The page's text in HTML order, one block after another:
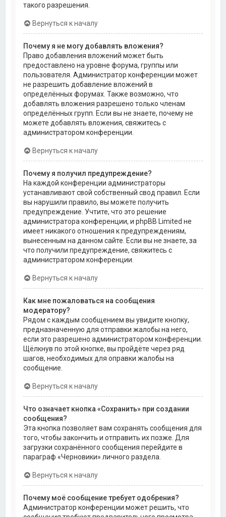
такого разрешения.
Вернуться к началу
Почему я не могу добавлять вложения?
Право добавления вложений может быть
предоставлено на уровне форума, группы или
пользователя. Администратор конференции может
не разрешить добавление вложений в
определённых форумах. Также возможно, что
добавлять вложения разрешено только членам
определённых групп. Если вы не знаете, почему не
можете добавлять вложения, свяжитесь с
администратором конференции.
Вернуться к началу
Почему я получил предупреждение?
На каждой конференции администраторы
устанавливают свой собственный свод правил. Если
вы нарушили правило, вы можете получить
предупреждение. Учтите, что это решение
администратора конференции, и phpBB Limited не
имеет никакого отношения к предупреждениям,
вынесенным на данном сайте. Если вы не знаете, за
что получили предупреждение, свяжитесь с
администратором конференции.
Вернуться к началу
Как мне пожаловаться на сообщения
модератору?
Рядом с каждым сообщением вы увидите кнопку,
предназначенную для отправки жалобы на него,
если это разрешено администратором конференции.
Щёлкнув по этой кнопке, вы пройдёте через ряд
шагов, необходимых для оправки жалобы на
сообщение.
Вернуться к началу
Что означает кнопка «Сохранить» при создании
сообщения?
Эта кнопка позволяет вам сохранять сообщения для
того, чтобы закончить и отправить их позже. Для
загрузки сохранённого сообщения перейдите в
параграф «Черновики» личного раздела.
Вернуться к началу
Почему моё сообщение требует одобрения?
Администратор конференции может решить, что